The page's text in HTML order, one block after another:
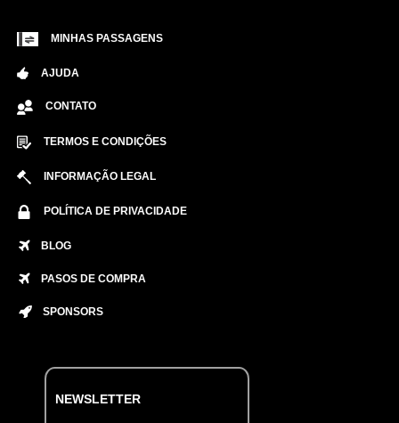
MINHAS PASSAGENS
AJUDA
CONTATO
TERMOS E CONDIÇÕES
INFORMAÇÃO LEGAL
POLÍTICA DE PRIVACIDADE
BLOG
PASOS DE COMPRA
SPONSORS
NEWSLETTER